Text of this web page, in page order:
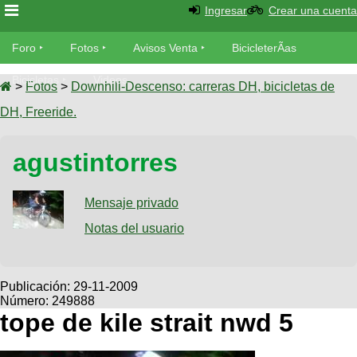
Foro
Foro
TÃ©cnica
Fotos
tu foto
Galeria
XC
Viajes
Descenso
Dirt
SUBÃ
tu
Buscar
Ultimos
Fotos
BicicleterÃ­
as
Bicicletas
Tandem
Videos
Cicloturismo
Ingresar Crear una cuenta
Foro Fotos Avisos Venta BicicleterÃ­as
Bicicletas Videos
> Fotos > Downhill-Descenso: carreras DH, bicicletas de
DH, Freeride.
agustintorres
Mensaje privado
Notas del usuario
Publicación: 29-11-2009
Número: 249888
tope de kile strait nwd 5